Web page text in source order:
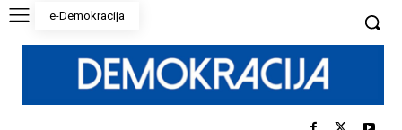
e-Demokracija